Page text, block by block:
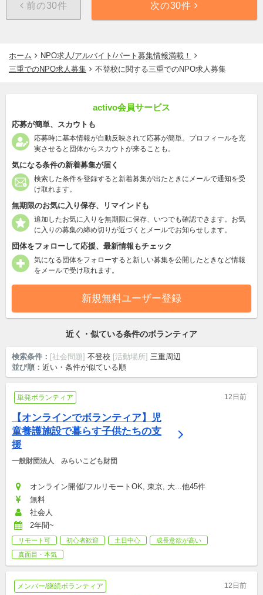
前の30件 次の30件
ホーム
NPO求人/アルバイト/パート募集情報満載！
三重でのNPO求人募集
不登校に関する三重でのNPO求人募集
activo会員サービス
応募が簡単、スカウトも
応募時に基本情報が自動反映されて応募が簡単。プロフィールを充
実させると団体からスカウトが来ることも。
気になる条件の新着募集が届く
検索した条件を登録すると新着募集が出たときにメールで通知を受
け取れます。
無期限のお気に入り保存、リマインドも
追加したお気に入りを無期限に保存、いつでも確認できます。お気
に入りの募集の締め切りが近づくとメールでお知らせします。
団体をフォローして応援、最新情報もチェック
気になる団体をフォローすると新しい募集を公開したときなど情報
をメールで受け取れます。
新規無料ユーザー登録
近く・似ている条件のボランティア
検索条件： [社会問題] 不登校 [活動場所] 三重周辺
並び順： 近い・条件が似ている順
単発ボランティア 12日前
【オンラインでボランティア】児
童養護施設で暮らす子供たちの支
援
一般財団法人　みらいこども財団
オンライン開催/フルリモートOK, 東京, 大...他45件
無料
社会人
2年間~
リモート可 初心者歓迎 土日中心
成長意欲が高い
真面目・本気
メンバー/継続ボランティア 12日前